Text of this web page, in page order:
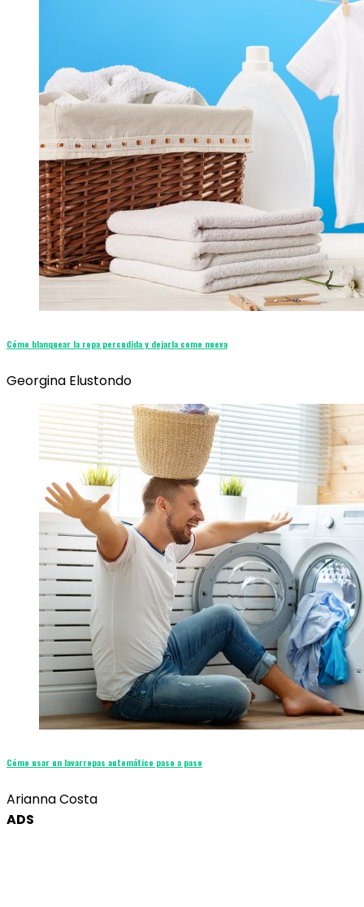
Cómo blanquear la ropa percudida y dejarla como nueva
Georgina Elustondo
Cómo usar un lavarropas automático paso a paso
Arianna Costa
ADS